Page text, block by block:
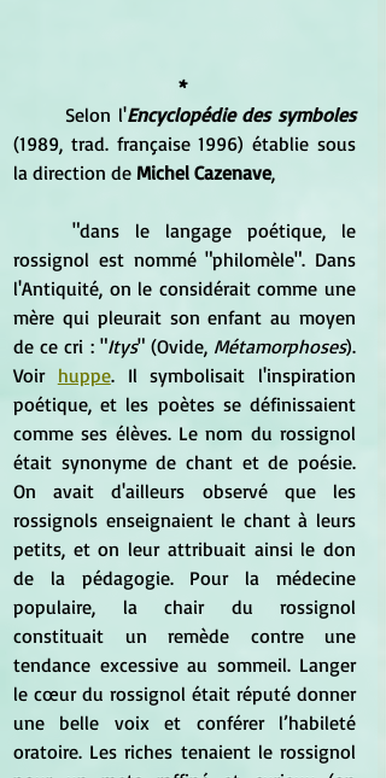
*
Selon l'Encyclopédie des symboles
(1989, trad. française 1996) établie sous
la direction de Michel Cazenave,
rossignol est nommé "philomèle". Dans
l'Antiquité, on le considérait comme une
mère qui pleurait son enfant au moyen
de ce cri : "Itys" (Ovide, Métamorphoses).
Voir huppe. Il symbolisait l'inspiration
poétique, et les poètes se définissaient
comme ses élèves. Le nom du rossignol
était synonyme de chant et de poésie.
On avait d'ailleurs observé que les
rossignols enseignaient le chant à leurs
petits, et on leur attribuait ainsi le don
de la pédagogie. Pour la médecine
populaire, la chair du rossignol
constituait un remède contre une
tendance excessive au sommeil. Langer
le cœur du rossignol était réputé donner
une belle voix et conférer l’habileté
oratoire. Les riches tenaient le rossignol